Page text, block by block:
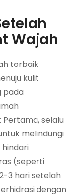
Wajah
terbaik
kulit
pada
selalu
melindungi
hindari
(seperti
3 hari setelah
dengan